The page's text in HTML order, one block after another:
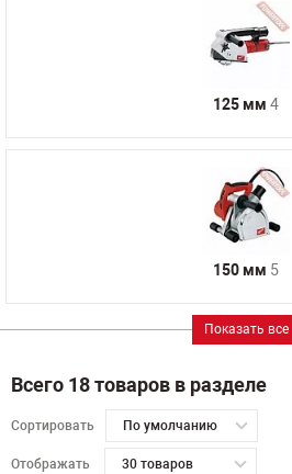
125 мм 4
150 мм 5
Показать все
Всего 18 товаров в разделе
Сортировать По умолчанию
Отображать 30 товаров